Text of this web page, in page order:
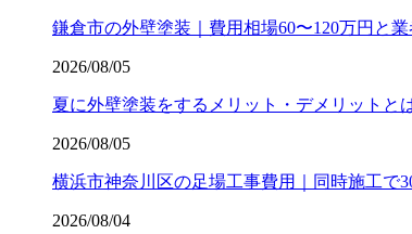
鎌倉市の外壁塗装｜費用相場60〜120万円と
2026/08/05
夏に外壁塗装をするメリット・デメリットと
2026/08/05
横浜市神奈川区の足場工事費用｜同時施工で
2026/08/04